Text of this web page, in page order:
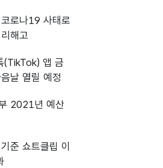
로나19 사태로
해고
(TikTok) 앱 금
날 열릴 예정
2021년 예산
준 쇼트클립 이